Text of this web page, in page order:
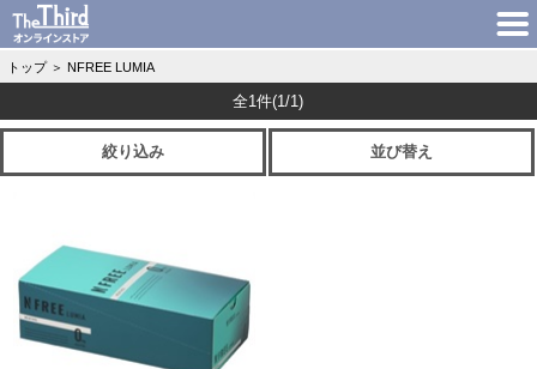
トップ ＞ NFREE LUMIA
全1件(1/1)
絞り込み 並び替え